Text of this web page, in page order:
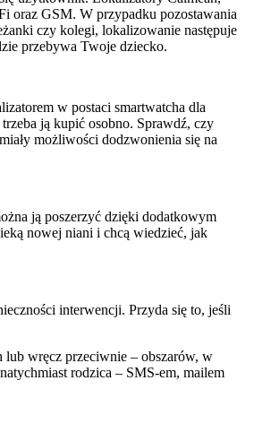
oraz GSM. W przypadku pozostawania
czy kolegi, lokalizowanie następuje
przebywa Twoje dziecko.
w postaci smartwatcha dla
ją kupić osobno. Sprawdź, czy
możliwości dodzwonienia się na
ją poszerzyć dzięki dodatkowym
nowej niani i chcą wiedzieć, jak
interwencji. Przyda się to, jeśli
lub wręcz przeciwnie – obszarów, w
rodzica – SMS-em, mailem